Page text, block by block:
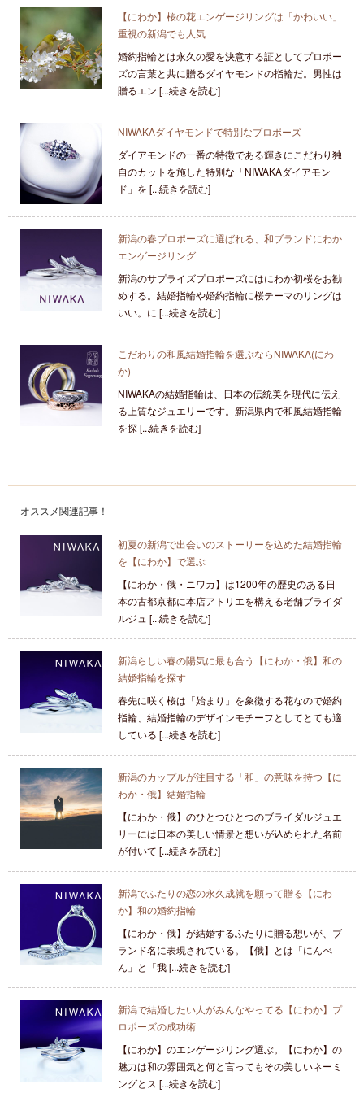
【にわか】桜の花エンゲージリングは「かわいい」
重視の新潟でも人気
婚約指輪とは永久の愛を決意する証としてプロポー
ズの言葉と共に贈るダイヤモンドの指輪だ。男性は
贈るエン [...続きを読む]
NIWAKAダイヤモンドで特別なプロポーズ
ダイアモンドの一番の特徴である輝きにこだわり独
自のカットを施した特別な「NIWAKAダイアモン
ド」を [...続きを読む]
新潟の春プロポーズに選ばれる、和ブランドにわか
エンゲージリング
新潟のサプライズプロポーズにはにわか初桜をお勧
めする。結婚指輪や婚約指輪に桜テーマのリングは
いい。に [...続きを読む]
こだわりの和風結婚指輪を選ぶならNIWAKA(にわ
か)
NIWAKAの結婚指輪は、日本の伝統美を現代に伝え
る上質なジュエリーです。新潟県内で和風結婚指輪
を探 [...続きを読む]
オススメ関連記事！
初夏の新潟で出会いのストーリーを込めた結婚指輪
を【にわか】で選ぶ
【にわか・俄・ニワカ】は1200年の歴史のある日
本の古都京都に本店アトリエを構える老舗ブライダ
ルジュ [...続きを読む]
新潟らしい春の陽気に最も合う【にわか・俄】和の
結婚指輪を探す
春先に咲く桜は「始まり」を象徴する花なので婚約
指輪、結婚指輪のデザインモチーフとしてとても適
している [...続きを読む]
新潟のカップルが注目する「和」の意味を持つ【に
わか・俄】結婚指輪
【にわか・俄】のひとつひとつのブライダルジュエ
リーには日本の美しい情景と想いが込められた名前
が付いて [...続きを読む]
新潟でふたりの恋の永久成就を願って贈る【にわ
か】和の婚約指輪
【にわか・俄】が結婚するふたりに贈る想いが、ブ
ランド名に表現されている。【俄】とは「にんべ
ん」と「我 [...続きを読む]
新潟で結婚したい人がみんなやってる【にわか】プ
ロポーズの成功術
【にわか】のエンゲージリング選ぶ。【にわか】の
魅力は和の雰囲気と何と言ってもその美しいネーミ
ングとス [...続きを読む]